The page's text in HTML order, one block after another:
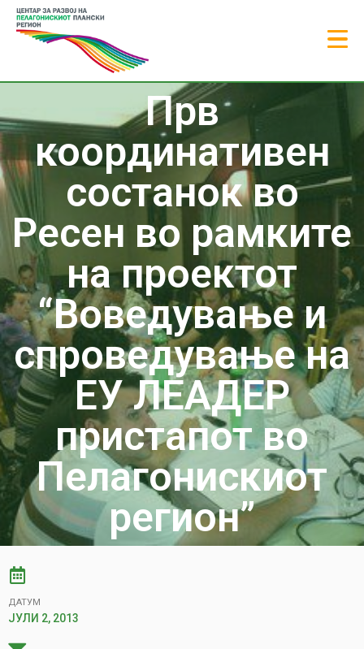
Прв
координативен
состанок во
Ресен во рамките
на проектот
“Воведување и
спроведување на
ЕУ ЛЕАДЕР
пристапот во
Пелагонискиот
регион”
ДАТУМ
ЈУЛИ 2, 2013